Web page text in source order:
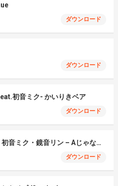
ダウンロード
ダウンロード
初音ミク- かいりきベア
ダウンロード
ピノキオピー Feat. 初音ミク・鏡音リン – Aじゃないか
ダウンロード